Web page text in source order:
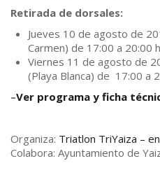
Retirada de dorsales:
Jueves 10 de agosto de
Carmen) de 17:00 a 20:00
Viernes 11 de agosto de
(Playa Blanca) de 17:00 a
–Ver programa y ficha
Organiza: Triatlon TriYaiza –
Colabora: Ayuntamiento de